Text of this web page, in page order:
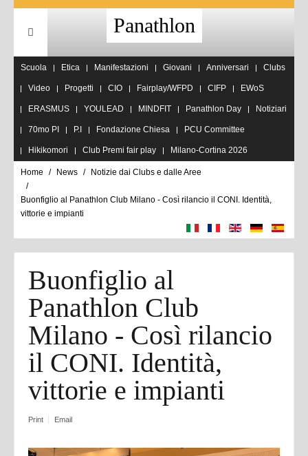
Panathlon
Scuola Etica Manifestazioni Giovani Anniversari Clubs
Video Progetti CIO Fairplay/WFPD CIFP EWoS
ERASMUS YOULEAD MINDFIT Panathlon Day Notiziari
70mo PI P.I Fondazione Chiesa PCU Committee
Hikikomori Club Premi fair play Milano-Cortina 2026
Home News Notizie dai Clubs e dalle Aree
Buonfiglio al Panathlon Club Milano - Così rilancio il CONI. Identità,
vittorie e impianti
Buonfiglio al
Panathlon Club
Milano - Così rilancio
il CONI. Identità,
vittorie e impianti
Print Email